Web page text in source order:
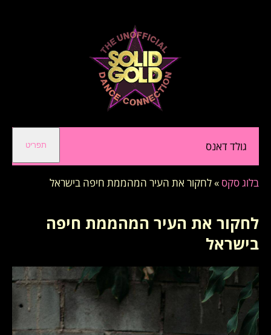
גולד דאנס תפריט
בלוג סקס »לחקור את העיר המהממת חיפה בישראל
לחקור את העיר המהממת חיפה
בישראל